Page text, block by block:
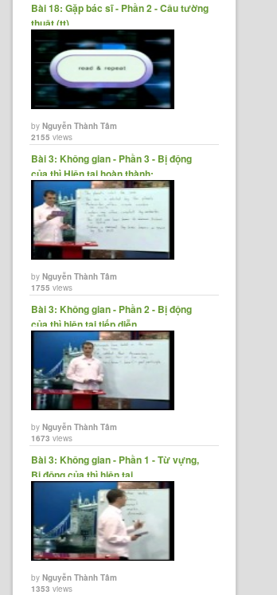
Bài 18: Gặp bác sĩ - Phần 2 - Câu tường
thuật (tt)
byNguyễn Thành Tâm
2155 views
Bài 3: Không gian - Phần 3 - Bị động
của thì Hiện tại hoàn thành;......
byNguyễn Thành Tâm
1755 views
Bài 3: Không gian - Phần 2 - Bị động
của thì hiện tại tiếp diễn,......
byNguyễn Thành Tâm
1673 views
Bài 3: Không gian - Phần 1 - Từ vựng,
Bị động của thì hiện tại......
byNguyễn Thành Tâm
1353 views